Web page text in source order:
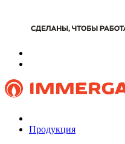
Продукция